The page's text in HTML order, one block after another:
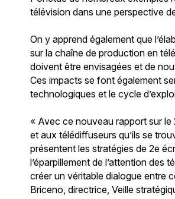
télévision dans une perspective
On y apprend également que
sur la chaîne de production en
doivent être envisagées et de
Ces impacts se font également
technologiques et le cycle
« Avec ce nouveau rapport sur
et aux télédiffuseurs qu’ils se
présentent les stratégies de 2e
l’éparpillement de l’attention des
créer un véritable dialogue entre
Briceno, directrice, Veille